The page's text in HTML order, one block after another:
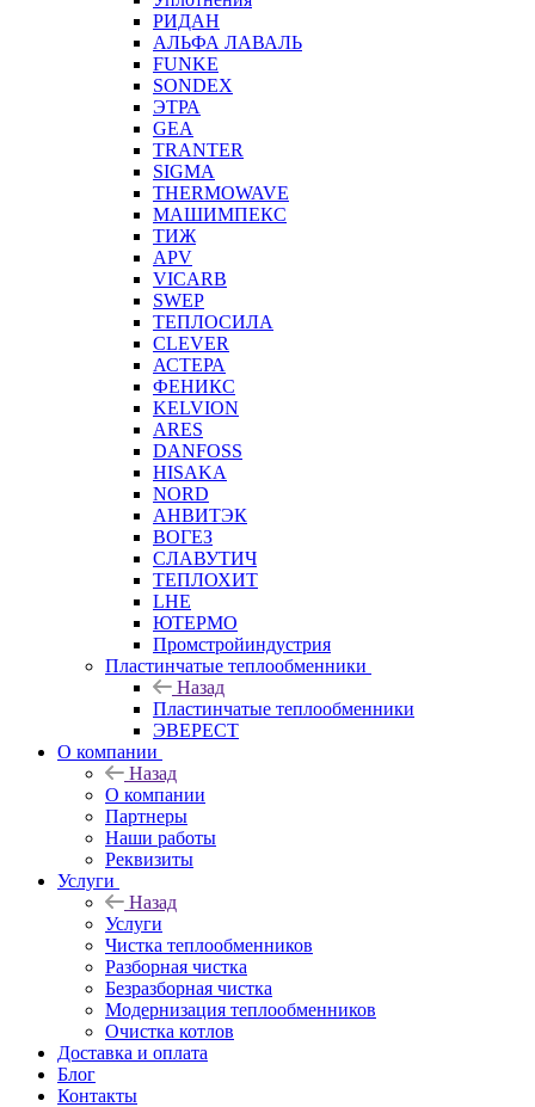
РИДАН
АЛЬФА ЛАВАЛЬ
FUNKE
SONDEX
ЭТРА
GEA
TRANTER
SIGMA
THERMOWAVE
МАШИМПЕКС
ТИЖ
APV
VICARB
SWEP
ТЕПЛОСИЛА
CLEVER
АСТЕРА
ФЕНИКС
KELVION
ARES
DANFOSS
HISAKA
NORD
АНВИТЭК
ВОГЕЗ
СЛАВУТИЧ
ТЕПЛОХИТ
LHE
ЮТЕРМО
Промстройиндустрия
Пластинчатые теплообменники
Назад
Пластинчатые теплообменники
ЭВЕРЕСТ
О компании
Назад
О компании
Партнеры
Наши работы
Реквизиты
Услуги
Назад
Услуги
Чистка теплообменников
Разборная чистка
Безразборная чистка
Модернизация теплообменников
Очистка котлов
Доставка и оплата
Блог
Контакты